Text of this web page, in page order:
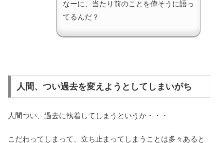
なーに、当たり前のことを偉そうに語っ
てるんだ？
人間、つい過去を変えようとしてしまいがち
人間つい、過去に執着してしまうというか・・・
こだわってしまって、立ち止まってしまうことは多々あると